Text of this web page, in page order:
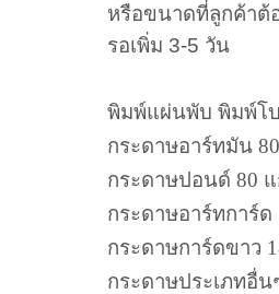
หรือขนาดที่ลูกค้าต้
รอเพิ่ม 3-5 วัน
พิมพ์แผ่นพับ พิมพ์โ
กระดาษอาร์ทมัน
กระดาษปอนด์ 80
กระดาษอาร์ทการ์ด
กระดาษการ์ดขาว
กระดาษประเภทอื่